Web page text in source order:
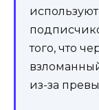
того, что
из-за